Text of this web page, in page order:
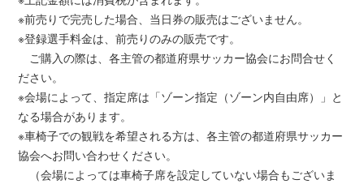
※前売りで完売した場合、当日券の販売はございません。
※登録選手料金は、前売りのみの販売です。
ご購入の際は、各主管の都道府県サッカー協会にお問合せく
ださい。
※会場によって、指定席は「ゾーン指定（ゾーン内自由席）」と
なる場合があります。
※車椅子での観戦を希望される方は、各主管の都道府県サッカー
協会へお問い合わせください。
（会場によっては車椅子席を設定していない場合もございま